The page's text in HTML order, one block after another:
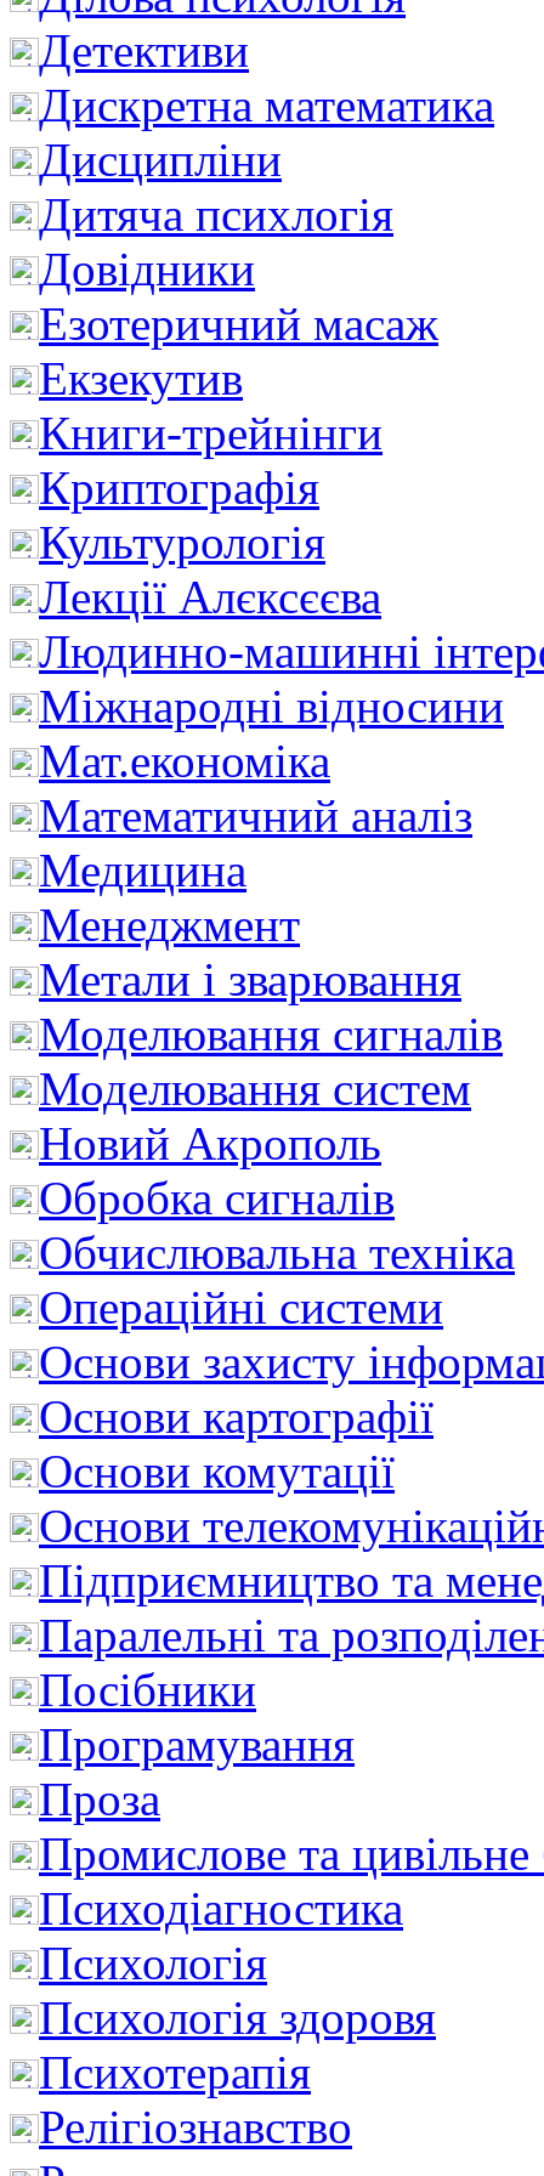
Детективи
Дискретна математика
Дисципліни
Дитяча психлогія
Довідники
Езотеричний масаж
Екзекутив
Книги-трейнінги
Криптографія
Культурологія
Лекції Алєксєєва
Людинно-машинні
Міжнародні відносини
Мат.економіка
Математичний аналіз
Медицина
Менеджмент
Метали і зварювання
Моделювання сигналів
Моделювання систем
Новий Акрополь
Обробка сигналів
Обчислювальна техніка
Операційні системи
Основи захисту
Основи картографії
Основи комутації
Основи
Підприємництво та
Паралельні та
Посібники
Програмування
Проза
Промислове та цивільне
Психодіагностика
Психологія
Психологія здоровя
Психотерапія
Релігіознавство